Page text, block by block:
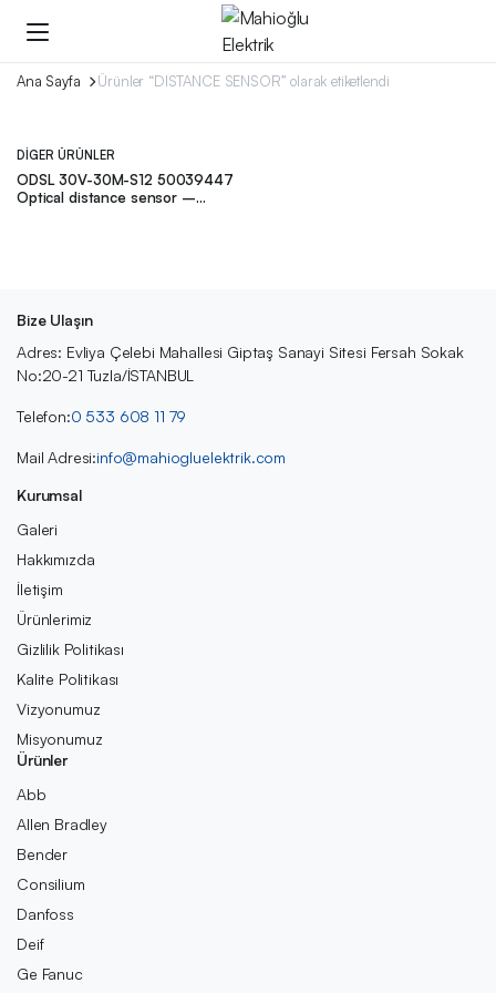
Ana Sayfa Ürünler “DISTANCE SENSOR” olarak etiketlendi
DIGER ÜRÜNLER
ODSL 30V-30M-S12 50039447
Optical distance sensor –
Bize Ulaşın
Adres: Evliya Çelebi Mahallesi Giptaş Sanayi Sitesi Fersah Sokak
No:20-21 Tuzla/İSTANBUL
Telefon:0 533 608 11 79
Mail Adresi:info@mahiogluelektrik.com
Kurumsal
Galeri
Hakkımızda
İletişim
Ürünlerimiz
Gizlilik Politikası
Kalite Politikası
Vizyonumuz
Misyonumuz
Ürünler
Abb
Allen Bradley
Bender
Consilium
Danfoss
Deif
Ge Fanuc